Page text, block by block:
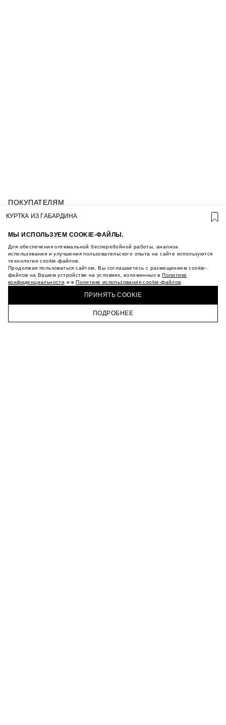
МЫ ИСПОЛЬЗУЕМ COOKIE-ФАЙЛЫ.
Для обеспечения оптимальной бесперебойной работы, анализа
использования и улучшения пользовательского опыта на сайте используются
технологии cookie-файлов.
Продолжая пользоваться сайтом, Вы соглашаетесь с размещением cookie-
файлов на Вашем устройстве на условиях, изложенных вПолитике
конфиденциальности и вПолитике использования cookie-файлов
ПРИНЯТЬ COOKIE
ПОДРОБНЕЕ
ГЛАВНАЯ КАТАЛОГ КОРЗИНА ПРОФИЛЬ
ПОКУПАТЕЛЯМ
УСЛОВИЯ ИСПОЛЬЗОВАНИЯ ПОДАРОЧНЫХ
ПОЛИТИКА КОНФИДЕНЦИАЛЬНОСТИ
УСЛОВИЯ ПОКУПКИ
О НАС
МАГАЗИНЫ
КАРЬЕРА
ТЕЛЕГРАМ
ПОДПИСАТЬСЯ НА НОВОСТИ
КУРТКА ИЗ ГАБАРДИНА
КУПИТЬ + ПОЛУЧИТЬ В МАГАЗИНЕ MAAG